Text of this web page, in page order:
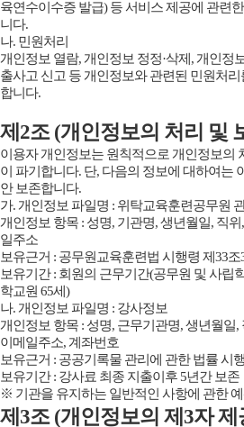
육연수이수증 발급) 등 서비스 제공에 관련
니다.
나. 민원처리
개인정보 열람, 개인정보 정정·삭제, 개인정
출사고 신고 등 개인정보와 관련된 민원처
합니다.
제2조 (개인정보의 처리 및
이용자 개인정보는 원칙적으로 개인정보의
이 파기합니다. 단, 다음의 정보에 대하여는
안 보존합니다.
가. 개인정보 파일명 : 위탁교육훈련공무원
개인정보 항목 : 성명, 기관명, 생년월일, 직
일주소
보유근거 : 공무원교육훈련법 시행령 제33
보유기간 : 회원의 근무기간(공무원 및 사립
학교원 65세)
나. 개인정보 파일명 : 강사정보
개인정보 항목 : 성명, 근무기관명, 생년월일
이메일주소, 계좌번호
보유근거 : 공공기록물 관리에 관한 법률 시
보유기간 : 강사료 최종 지출이후 5년간 보존
※ 기관을 유지하는 일반적인 사항에 관한
제3조 (개인정보의 제3자 제